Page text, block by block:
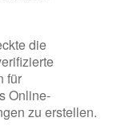
die
für
Online-
zu erstellen.